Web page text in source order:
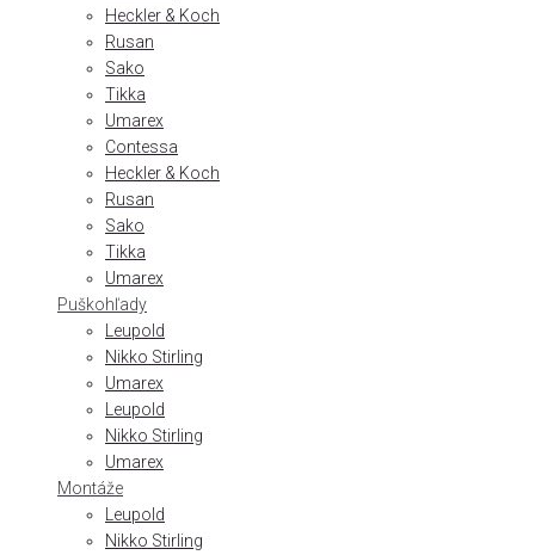
Heckler & Koch
Rusan
Sako
Tikka
Umarex
Contessa
Heckler & Koch
Rusan
Sako
Tikka
Umarex
Puškohľady
Leupold
Nikko Stirling
Umarex
Leupold
Nikko Stirling
Umarex
Montáže
Leupold
Nikko Stirling